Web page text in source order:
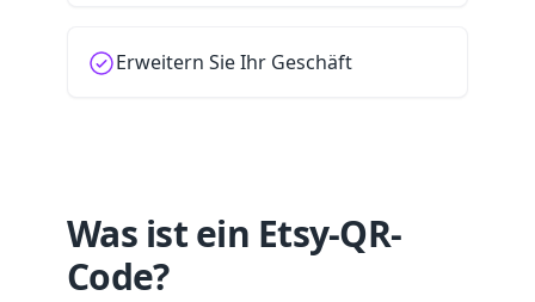
Erweitern Sie Ihr Geschäft
Was ist ein Etsy-QR-
Code?